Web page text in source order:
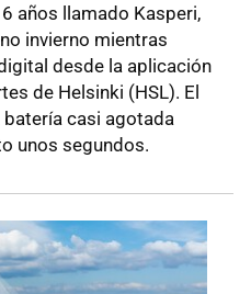
años llamado Kasperi,
invierno mientras
desde la aplicación
de Helsinki (HSL). El
casi agotada
unos segundos.